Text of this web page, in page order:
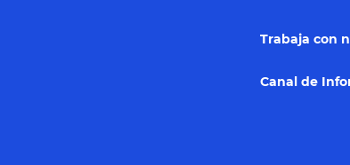
Trabaja con
Canal de